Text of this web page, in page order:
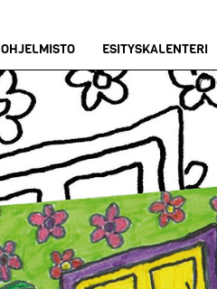
OHJELMISTO ESITYSKALENTERI